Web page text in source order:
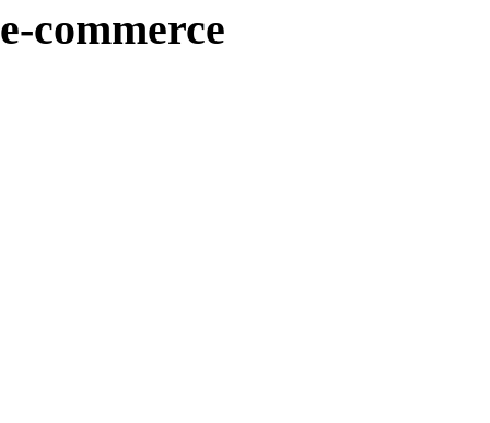
e-commerce